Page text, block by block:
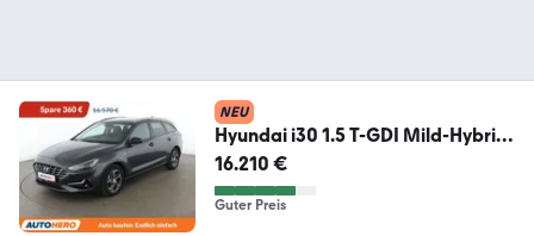
NEU
Hyundai i30 1.5 T-GDI Mild-Hybrid
Intro Edition*LED*PDC*
16.210 €
Guter Preis